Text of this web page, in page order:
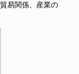
易関係、産業の